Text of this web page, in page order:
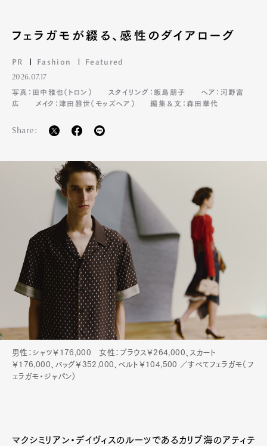
Art&DesignWatch
Fashion
Gourmet
Cars
Product Culture Lifestyle
Pen Membership
Magazine
Official Columnist
About
Contact
Pen Meet
フェラガモが綴る、感性のダイアローグ
PR Fashion Featured
2026.07.17
写真：田中雅也（トロン）
スタイリング：飯島朋子
ヘア：河野富
広
メイク：津田雅世（モッズヘア） 編集＆文：森田華代
Share:
男性：シャツ￥176,000 女性：ブラウス￥264,000、スカート
￥176,000、バッグ￥352,000、ベルト￥104,500 ／すべてフェラガモ（フ
ェラガモ・ジャパン）
マクシミリアン・デイヴィスのルーツであるカリブ海のアティテ